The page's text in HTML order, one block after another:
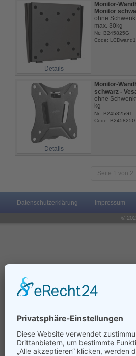
Details
Monitor-
Monitor
ohne
max. 30kg
Nr.: B245825G
Code: LCDwand1
Details
Monitor-
schwarz -
ohne
kg
Nr.: B245825G1
Code:
Seite 1 von 2
Datenschutzerklärung Impressum
©